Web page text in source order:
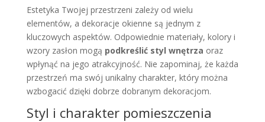
Estetyka Twojej przestrzeni zależy od wielu
elementów, a dekoracje okienne są jednym z
kluczowych aspektów. Odpowiednie materiały, kolory i
wzory zasłon mogą podkreślić styl wnętrza oraz
wpłynąć na jego atrakcyjność. Nie zapominaj, że każda
przestrzeń ma swój unikalny charakter, który można
wzbogacić dzięki dobrze dobranym dekoracjom.
Styl i charakter pomieszczenia